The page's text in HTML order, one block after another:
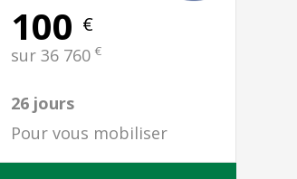
100 €
sur 36 760 €
26 jours
Pour vous mobiliser